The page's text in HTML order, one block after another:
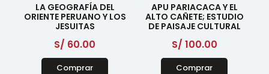
LA GEOGRAFÍA DEL
ORIENTE PERUANO Y LOS
JESUITAS
S/ 60.00
Comprar
APU PARIACACA Y EL
ALTO CAÑETE; ESTUDIO
DE PAISAJE CULTURAL
S/ 100.00
Comprar